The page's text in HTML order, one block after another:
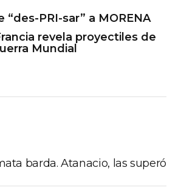
“des-PRI-sar” a MORENA
revela proyectiles de
Mundial
barda. Atanacio, las superó